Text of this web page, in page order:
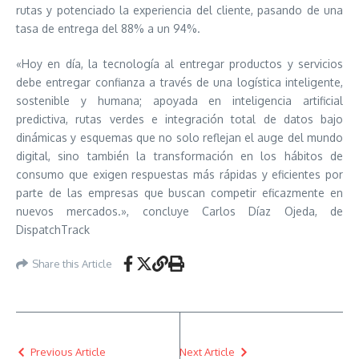
rutas y potenciado la experiencia del cliente, pasando de una
tasa de entrega del 88% a un 94%.
«Hoy en día, la tecnología al entregar productos y servicios
debe entregar confianza a través de una logística inteligente,
sostenible y humana; apoyada en inteligencia artificial
predictiva, rutas verdes e integración total de datos bajo
dinámicas y esquemas que no solo reflejan el auge del mundo
digital, sino también la transformación en los hábitos de
consumo que exigen respuestas más rápidas y eficientes por
parte de las empresas que buscan competir eficazmente en
nuevos mercados.», concluye Carlos Díaz Ojeda, de
DispatchTrack
Share this Article
Previous Article Next Article